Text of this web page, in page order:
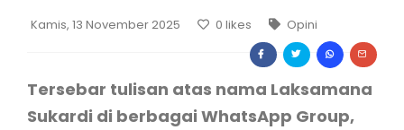
Kamis, 13 November 2025 0 likes Opini
Tersebar tulisan atas nama Laksamana
Sukardi di berbagai WhatsApp Group,